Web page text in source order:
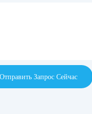
Отправить Запрос Сейчас